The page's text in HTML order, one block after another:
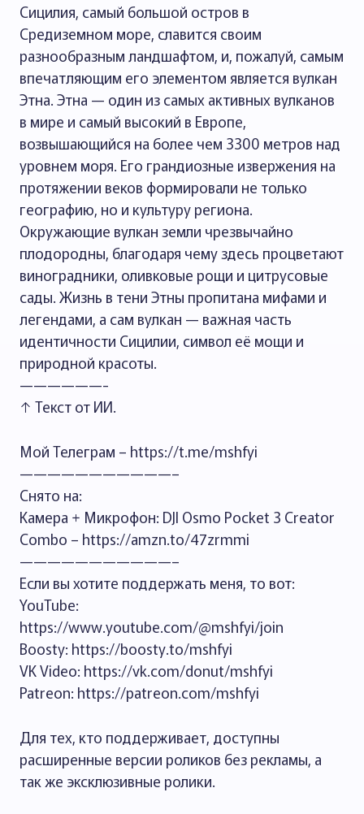
Сицилия, самый большой остров в
Средиземном море, славится своим
разнообразным ландшафтом, и, пожалуй, самым
впечатляющим его элементом является вулкан
Этна. Этна — один из самых активных вулканов
в мире и самый высокий в Европе,
возвышающийся на более чем 3300 метров над
уровнем моря. Его грандиозные извержения на
протяжении веков формировали не только
географию, но и культуру региона.
Окружающие вулкан земли чрезвычайно
плодородны, благодаря чему здесь процветают
виноградники, оливковые рощи и цитрусовые
сады. Жизнь в тени Этны пропитана мифами и
легендами, а сам вулкан — важная часть
идентичности Сицилии, символ её мощи и
природной красоты.
——————-
↑ Текст от ИИ.
Мой Телеграм – https://t.me/mshfyi
———————————–
Снято на:
Камера + Микрофон: DJI Osmo Pocket 3 Creator
Combo – https://amzn.to/47zrmmi
———————————–
Если вы хотите поддержать меня, то вот:
YouTube:
https://www.youtube.com/@mshfyi/join
Boosty: https://boosty.to/mshfyi
VK Video: https://vk.com/donut/mshfyi
Patreon: https://patreon.com/mshfyi
Для тех, кто поддерживает, доступны
расширенные версии роликов без рекламы, а
так же эксклюзивные ролики.